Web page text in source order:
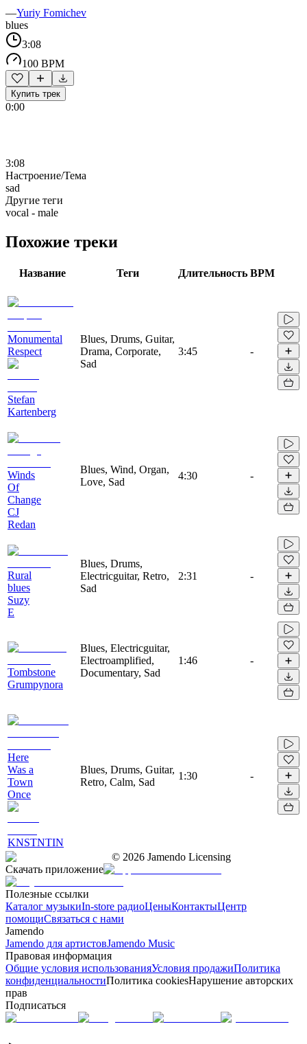
—Yuriy Fomichev
blues
3:08
100 BPM
Купить трек
0:00
3:08
Настроение/Тема
sad
Другие теги
vocal - male
Похожие треки
Название Теги Длительность BPM
Monumental
Respect
Stefan
Kartenberg
Blues, Drums, Guitar,
Drama, Corporate,
Sad
3:45 -
Winds
Of
Change
CJ
Redan
Blues, Wind, Organ,
Love, Sad
4:30 -
Rural
blues
Suzy
E
Blues, Drums,
Electricguitar, Retro,
Sad
2:31 -
Tombstone
Grumpynora
Blues, Electricguitar,
Electroamplified,
Documentary, Sad
1:46 -
Here
Was a
Town
Once
KNSTNTIN
Blues, Drums, Guitar,
Retro, Calm, Sad
1:30 -
© 2026 Jamendo Licensing
Скачать приложение
Полезные ссылки
Каталог музыкиIn-store радиоЦеныКонтактыЦентр
помощиСвязаться с нами
Jamendo
Jamendo для артистовJamendo Music
Правовая информация
Общие условия использованияУсловия продажиПолитика
конфиденциальностиПолитика cookiesНарушение авторских
прав
Подписаться